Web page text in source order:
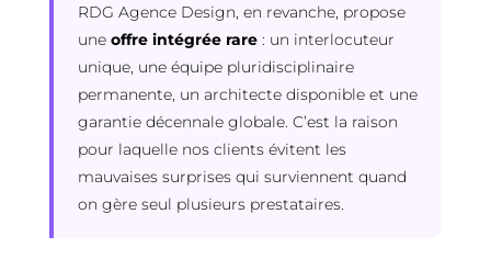
RDG Agence Design, en revanche, propose
une offre intégrée rare: un interlocuteur
unique, une équipe pluridisciplinaire
permanente, un architecte disponible et une
garantie décennale globale. C’est la raison
pour laquelle nos clients évitent les
mauvaises surprises qui surviennent quand
on gère seul plusieurs prestataires.